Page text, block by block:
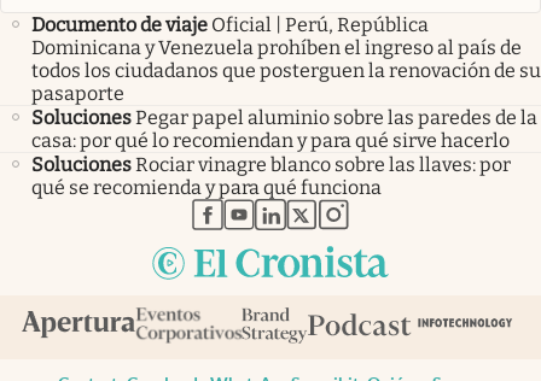
Documento de viaje Oficial | Perú, República
Dominicana y Venezuela prohíben el ingreso al país de
todos los ciudadanos que posterguen la renovación de su
pasaporte
SolucionesPegar papel aluminio sobre las paredes de la
casa: por qué lo recomiendan y para qué sirve hacerlo
SolucionesRociar vinagre blanco sobre las llaves: por
qué se recomienda y para qué funciona
abre en nueva pestaña
abre en nueva pestaña
abre en nueva pestaña
abre en nueva pestaña
abre en nueva pestaña